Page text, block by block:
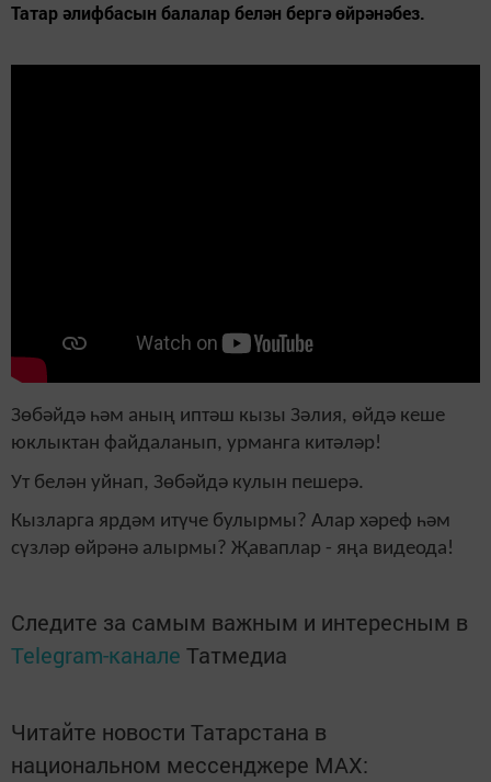
Татар әлифбасын балалар белән бергә өйрәнәбез.
Зөбәйдә һәм аның иптәш кызы Зәлия, өйдә кеше
юклыктан файдаланып, урманга китәләр!
Ут белән уйнап, Зөбәйдә кулын пешерә.
Кызларга ярдәм итүче булырмы? Алар хәреф һәм
сүзләр өйрәнә алырмы? Җаваплар - яңа видеода!
Следите за самым важным и интересным в
Telegram-канале Татмедиа
Читайте новости Татарстана в
национальном мессенджере MАХ: